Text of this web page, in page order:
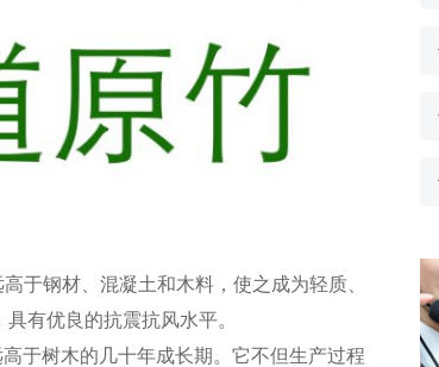
于钢材、混凝土和木料，使之成为轻质、
有优良的抗震抗风水平。
于树木的几十年成长期。它不但生产过程